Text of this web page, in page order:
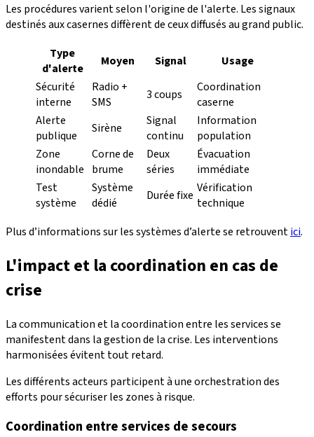
Les procédures varient selon l'origine de l'alerte. Les signaux
destinés aux casernes diffèrent de ceux diffusés au grand public.
Type
d'alerte
Moyen Signal
Usage
Sécurité
interne
Radio +
SMS
3 coups
Coordination
caserne
Alerte
publique
Sirène
Signal
continu
Information
population
Zone
inondable
Corne de
brume
Deux
séries
Évacuation
immédiate
Test
système
Système
dédié
Durée fixe Vérification
technique
Plus d’informations sur les systèmes d’alerte se retrouventici.
L'impact et la coordination en cas de
crise
La communication et la coordination entre les services se
manifestent dans la gestion de la crise. Les interventions
harmonisées évitent tout retard.
Les différents acteurs participent à une orchestration des
efforts pour sécuriser les zones à risque.
Coordination entre services de secours